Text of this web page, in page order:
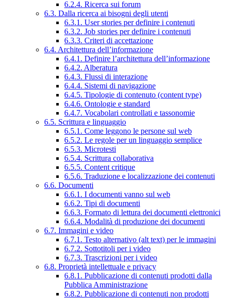
6.2.4. Ricerca sui forum
6.3. Dalla ricerca ai bisogni degli utenti
6.3.1. User stories per definire i contenuti
6.3.2. Job stories per definire i contenuti
6.3.3. Criteri di accettazione
6.4. Architettura dell’informazione
6.4.1. Definire l’architettura dell’informazione
6.4.2. Alberatura
6.4.3. Flussi di interazione
6.4.4. Sistemi di navigazione
6.4.5. Tipologie di contenuto (content type)
6.4.6. Ontologie e standard
6.4.7. Vocabolari controllati e tassonomie
6.5. Scrittura e linguaggio
6.5.1. Come leggono le persone sul web
6.5.2. Le regole per un linguaggio semplice
6.5.3. Microtesti
6.5.4. Scrittura collaborativa
6.5.5. Content critique
6.5.6. Traduzione e localizzazione dei contenuti
6.6. Documenti
6.6.1. I documenti vanno sul web
6.6.2. Tipi di documenti
6.6.3. Formato di lettura dei documenti elettronici
6.6.4. Modalità di produzione dei documenti
6.7. Immagini e video
6.7.1. Testo alternativo (alt text) per le immagini
6.7.2. Sottotitoli per i video
6.7.3. Trascrizioni per i video
6.8. Proprietà intellettuale e privacy
6.8.1. Pubblicazione di contenuti prodotti dalla
Pubblica Amministrazione
6.8.2. Pubblicazione di contenuti non prodotti